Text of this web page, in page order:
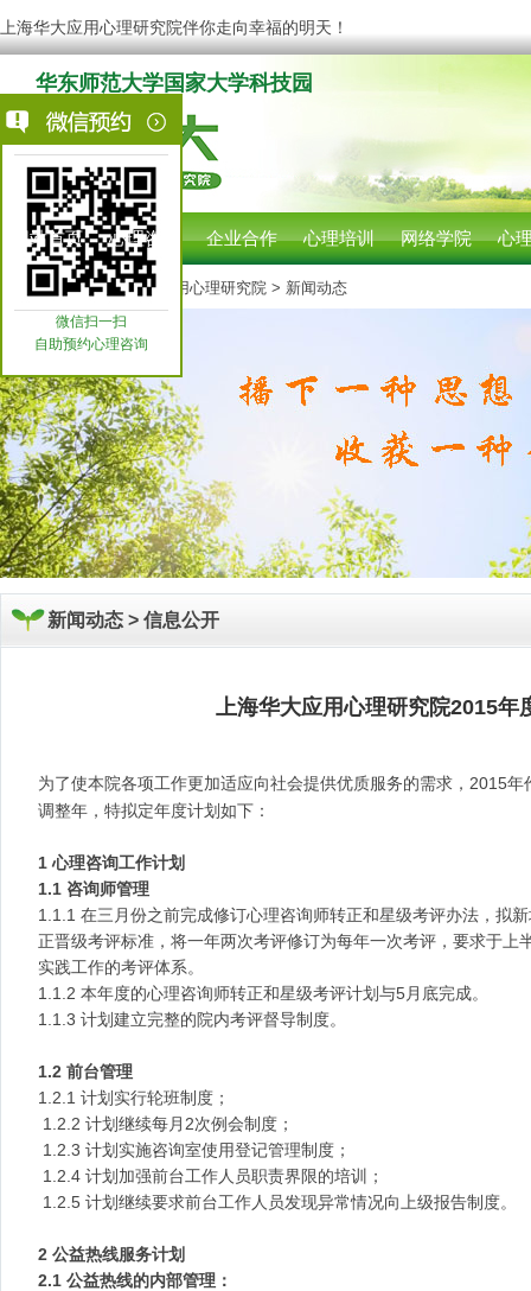
上海华大应用心理研究院伴你走向幸福的明天！
华东师范大学国家大学科技园
网站首页 心理咨询 企业合作 心理培训 网络学院 心
您现在的位置:上海华大应用心理研究院 > 新闻动态
新闻动态 > 信息公开
上海华大应用心理研究院2015年
为了使本院各项工作更加适应向社会提供优质服务的需求， 2015年
调整年，特拟定年度计划如下：
1 心理咨询工作计划
1.1 咨询师管理
1.1.1 在三月份之前完成修订心理咨询师转正和星级考评办法，拟
正晋级考评标准，将一年两次考评修订为每年一次考评，要求于上
实践工作的考评体系。
1.1.2 本年度的心理咨询师转正和星级考评计划与5月底完成。
1.1.3 计划建立完整的院内考评督导制度。
1.2 前台管理
1.2.1 计划实行轮班制度；
1.2.2 计划继续每月2次例会制度；
1.2.3 计划实施咨询室使用登记管理制度；
1.2.4 计划加强前台工作人员职责界限的培训；
1.2.5 计划继续要求前台工作人员发现异常情况向上级报告制度。
2 公益热线服务计划
2.1 公益热线的内部管理：
微信扫一扫
自助预约心理咨询